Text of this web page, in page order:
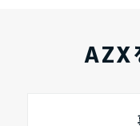
AZX